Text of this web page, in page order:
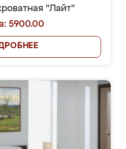
"Лайт"
5900.00